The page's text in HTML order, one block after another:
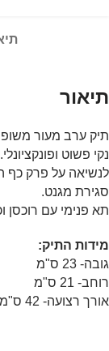
תיאור
תיק ערב מעור
נקי פשוט ופונקציונלי.
לנשיאה על פרק כף
סגירת מגנט.
תא פנימי עם רוכסן
מידות התיק:
גובה- 23 ס"מ
רוחב- 21 ס"מ
אורך רצועה- 42 ס"מ.